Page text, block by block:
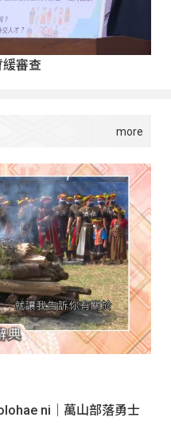
審查
ni｜萬山部落勇士